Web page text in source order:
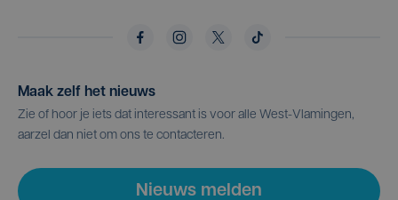
Maak zelf het nieuws
Zie of hoor je iets dat interessant is voor alle West-Vlamingen,
aarzel dan niet om ons te contacteren.
Nieuws melden